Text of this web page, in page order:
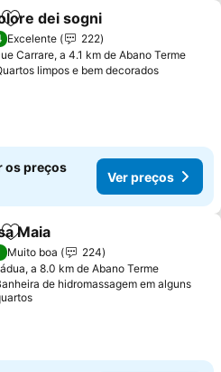
Adicionar aos favoritos
dei sogni
Excelente
222
Carrare, a 4.1 km de Abano Terme
limpos e bem decorados
os preços
Ver preços
Adicionar aos favoritos
Maia
Muito boa
224
a 8.0 km de Abano Terme
de hidromassagem em alguns